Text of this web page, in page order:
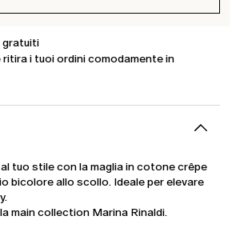
gratuiti
i tuoi ordini comodamente in
tuo stile con la maglia in cotone crêpe
bicolore allo scollo. Ideale per elevare
main collection Marina Rinaldi.